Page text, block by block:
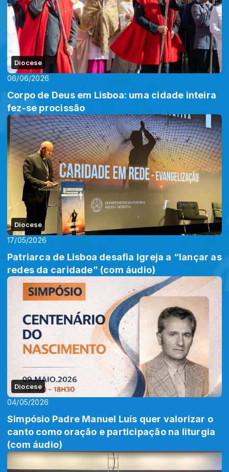
Diocese
06/06/2026
Corpo de Deus em Lisboa: uma cidade inteira
fez-se procissão
Diocese
17/05/2026
Patriarca de Lisboa desafia Igreja a “lançar as
redes da caridade” (com áudio)
Diocese
04/05/2026
Simpósio Padre Manuel Luís quer valorizar o
canto como oração e participação na liturgia
(com áudio)